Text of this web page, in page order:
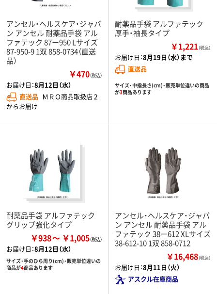
アンセル・ヘルスケア・ジャパ
ン アンセル 耐薬品手袋 アル
ファテック 87ー950 Lサイズ
87-950-9 1双 858-0734（直送
品）
￥470（税込）
お届け日：8月12日（水）
直送品 ＭＲＯ商品取扱店２
からお届け
耐薬品手袋 アルファテック
厚手・袖長タイプ
￥1,221（税込）
お届け日：8月19日（水）まで
直送品
サイズ・中指長さ(cm)・販売単位違いの商品
が3商品あります
耐薬品手袋 アルファテック
グリップ強化タイプ
￥938 ￥1,005
お届け日：8月12日（水）
サイズ・手のひら周り(cm)・販売単位違いの
商品が4商品あります
アンセル・ヘルスケア・ジャパ
ン アンセル 耐薬品手袋 アル
ファテック 38ー612 XLサイズ
38-612-10 1双 858-0712
￥16,468（税込）
お届け日：8月11日（火）
アスクル在庫商品